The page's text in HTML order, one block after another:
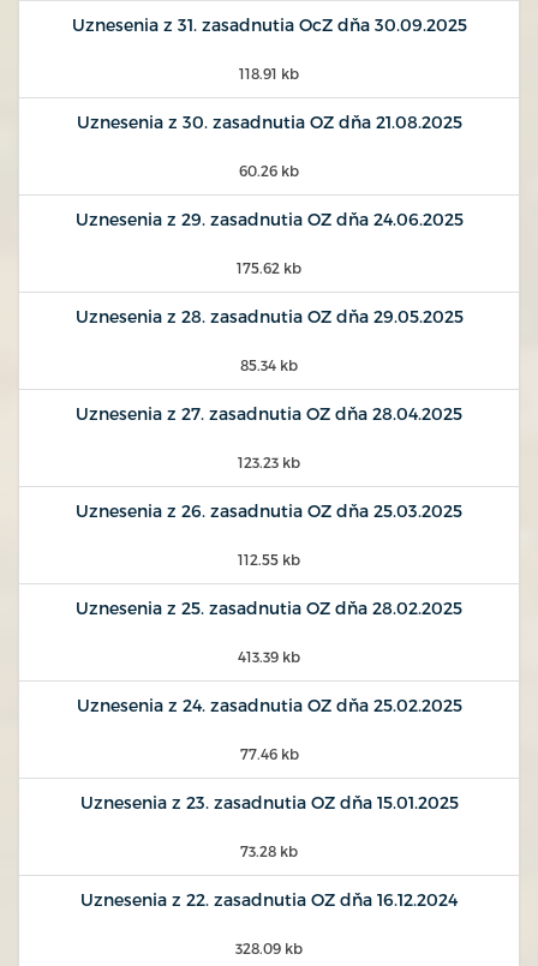
Uznesenia z 31. zasadnutia OcZ dňa 30.09.2025
118.91 kb
Uznesenia z 30. zasadnutia OZ dňa 21.08.2025
60.26 kb
Uznesenia z 29. zasadnutia OZ dňa 24.06.2025
175.62 kb
Uznesenia z 28. zasadnutia OZ dňa 29.05.2025
85.34 kb
Uznesenia z 27. zasadnutia OZ dňa 28.04.2025
123.23 kb
Uznesenia z 26. zasadnutia OZ dňa 25.03.2025
112.55 kb
Uznesenia z 25. zasadnutia OZ dňa 28.02.2025
413.39 kb
Uznesenia z 24. zasadnutia OZ dňa 25.02.2025
77.46 kb
Uznesenia z 23. zasadnutia OZ dňa 15.01.2025
73.28 kb
Uznesenia z 22. zasadnutia OZ dňa 16.12.2024
328.09 kb